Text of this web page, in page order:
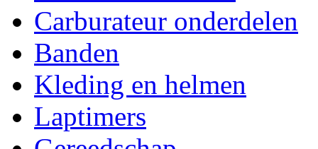
Carburateur onderdelen
Banden
Kleding en helmen
Laptimers